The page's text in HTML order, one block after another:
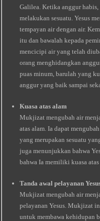
Galilea. Ketika anggur
melakukan sesuatu. Yesus
tempayan air dengan air.
itu dan bawalah kepada
mencicipi air yang telah
orang menghidangkan
puas minum, barulah yang
anggur yang baik sampai
Kuasa atas alam
Mukjizat mengubah air
atas alam. Ia dapat
yang merupakan sesuatu
juga menunjukkan bahwa
bahwa Ia memiliki kuasa atas
Tanda awal pelayanan
Mukjizat mengubah air
pelayanan Yesus. Mukjizat
untuk membawa kehidupan